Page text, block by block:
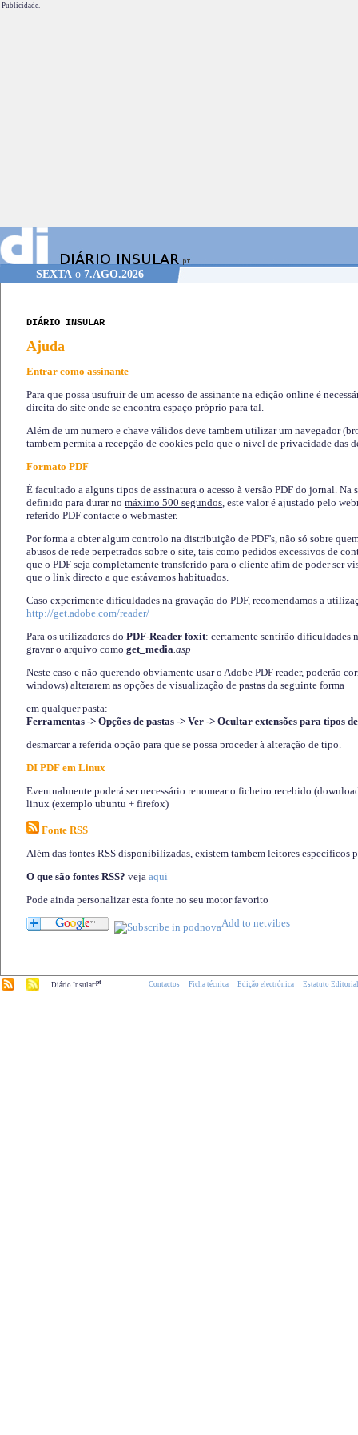
Publicidade.
SEXTA o 7.AGO.2026
DIÁRIO INSULAR
Ajuda
Entrar como assinante
Para que possa usufruir de um acesso de assinante na edição online é
direita do site onde se encontra espaço próprio para tal.
Além de um numero e chave válidos deve tambem utilizar um navegador
tambem permita a recepção de cookies pelo que o nível de privacidade das
Formato PDF
É facultado a alguns tipos de assinatura o acesso à versão PDF do jornal. Na
definido para durar no máximo 500 segundos, este valor é ajustado pelo
referido PDF contacte o webmaster.
Por forma a obter algum controlo na distribuição de PDF's, não só sobre
abusos de rede perpetrados sobre o site, tais como pedidos excessivos de
que o PDF seja completamente transferido para o cliente afim de poder ser
que o link directo a que estávamos habituados.
Caso experimente díficuldades na gravação do PDF, recomendamos a
http://get.adobe.com/reader/
Para os utilizadores do PDF-Reader foxit: certamente sentirão dificuldades
gravar o arquivo como get_media.asp
Neste caso e não querendo obviamente usar o Adobe PDF reader, poderão
windows) alterarem as opções de visualização de pastas da seguinte forma
em qualquer pasta:
Ferramentas -> Opções de pastas -> Ver -> Ocultar extensões para tipos
desmarcar a referida opção para que se possa proceder à alteração de tipo.
DI PDF em Linux
Eventualmente poderá ser necessário renomear o ficheiro recebido
linux (exemplo ubuntu + firefox)
Fonte RSS
Além das fontes RSS disponibilizadas, existem tambem leitores especificos
O que são fontes RSS? veja aqui
Pode ainda personalizar esta fonte no seu motor favorito
Diário Insular.pt Contactos Ficha técnica Edição electrónica Estatuto Editorial